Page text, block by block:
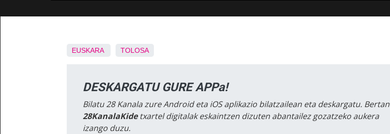
EUSKARA TOLOSA
DESKARGATU GURE APPa!
Bilatu 28 Kanala zure Android eta iOS aplikazio bilatzailean eta deskargatu. Bertan
28KanalaKidetxartel digitalak eskaintzen dizuten abantailez gozatzeko aukera
izango duzu.